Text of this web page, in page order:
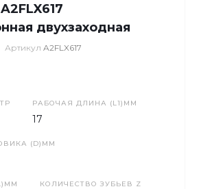
двухзаходная
Артикул A2FLX617
РАБОЧАЯ ДЛИНА (L1)ММ
17
(D)ММ
КОЛИЧЕСТВО ЗУБЬЕВ Z